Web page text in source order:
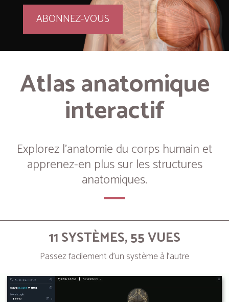
ABONNEZ-VOUS
Atlas anatomique
interactif
Explorez l’anatomie du corps humain et
apprenez-en plus sur les structures
anatomiques.
11 SYSTÈMES, 55 VUES
Passez facilement d’un système à l’autre